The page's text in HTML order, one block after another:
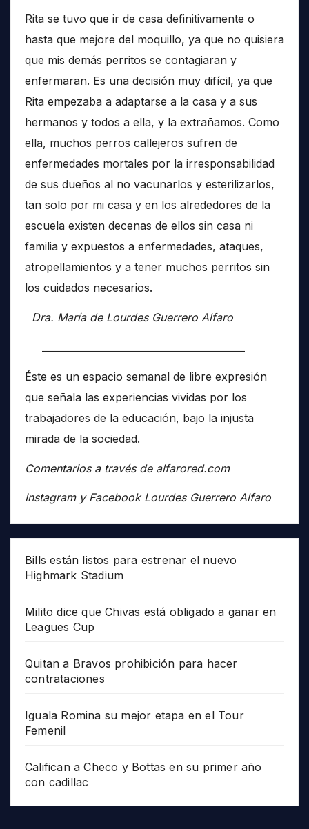
Rita se tuvo que ir de casa definitivamente o
hasta que mejore del moquillo, ya que no quisiera
que mis demás perritos se contagiaran y
enfermaran. Es una decisión muy difícil, ya que
Rita empezaba a adaptarse a la casa y a sus
hermanos y todos a ella, y la extrañamos. Como
ella, muchos perros callejeros sufren de
enfermedades mortales por la irresponsabilidad
de sus dueños al no vacunarlos y esterilizarlos,
tan solo por mi casa y en los alrededores de la
escuela existen decenas de ellos sin casa ni
familia y expuestos a enfermedades, ataques,
atropellamientos y a tener muchos perritos sin
los cuidados necesarios.
Dra. María de Lourdes Guerrero Alfaro
Éste es un espacio semanal de libre expresión
que señala las experiencias vividas por los
trabajadores de la educación, bajo la injusta
mirada de la sociedad.
Comentarios a través de alfarored.com
Instagram y Facebook Lourdes Guerrero Alfaro
Bills están listos para estrenar el nuevo
Highmark Stadium
Milito dice que Chivas está obligado a ganar en
Leagues Cup
Quitan a Bravos prohibición para hacer
contrataciones
Iguala Romina su mejor etapa en el Tour
Femenil
Califican a Checo y Bottas en su primer año
con cadillac